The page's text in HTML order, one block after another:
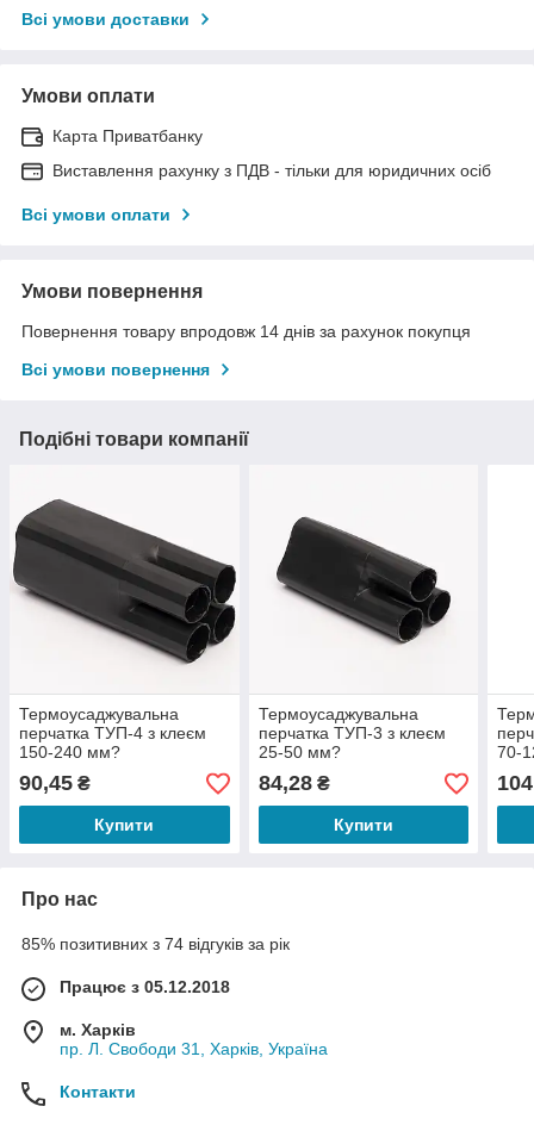
Всі умови доставки
Умови оплати
Карта Приватбанку
Виставлення рахунку з ПДВ - тільки для юридичних осіб
Всі умови оплати
Умови повернення
Повернення товару впродовж 14 днів за рахунок покупця
Всі умови повернення
Подібні товари компанії
Термоусаджувальна
перчатка ТУП-4 з клеєм
150-240 мм?
90,45 ₴
Купити
Термоусаджувальна
перчатка ТУП-3 з клеєм
25-50 мм?
84,28₴
Купити
70-
Про нас
85% позитивних з 74 відгуків за рік
Працює з 05.12.2018
м. Харків
пр. Л. Свободи 31, Харків, Україна
Контакти